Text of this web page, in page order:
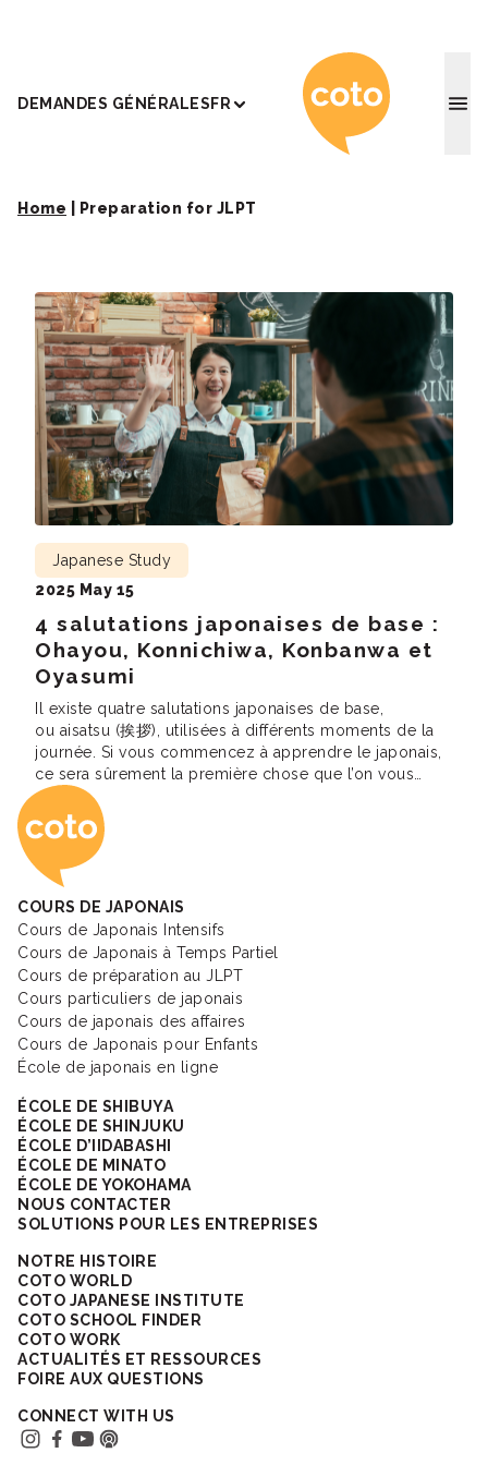
DEMANDES GÉNÉRALESFR Coto
Home Preparation for JLPT
4 salutations japonaises de base :
Ohayou, Konnichiwa, Konbanwa et
Oyasumi
Japanese Study
2025 May 15
Il existe quatre salutations japonaises de base,
ou aisatsu (挨拶), utilisées à différents moments de la
journée. Si vous commencez à apprendre le japonais,
ce sera sûrement la première chose que l’on vous
enseignera. En effet, vous ne voudriez pas dire «
Bonjour ! » en pleine nuit ou « Repose-toi bien ! » en
réveillant un […]
Coto Academy -
COURS DE JAPONAIS
Cours de Japonais Intensifs
Cours de Japonais à Temps Partiel
Cours de préparation au JLPT
Cours particuliers de japonais
Cours de japonais des affaires
Cours de Japonais pour Enfants
École de japonais en ligne
ÉCOLE DE SHIBUYA
ÉCOLE DE SHINJUKU
ÉCOLE D’IIDABASHI
ÉCOLE DE MINATO
ÉCOLE DE YOKOHAMA
NOUS CONTACTER
SOLUTIONS POUR LES ENTREPRISES
NOTRE HISTOIRE
COTO WORLD
COTO JAPANESE INSTITUTE
COTO SCHOOL FINDER
COTO WORK
ACTUALITÉS ET RESSOURCES
FOIRE AUX QUESTIONS
CONNECT WITH US